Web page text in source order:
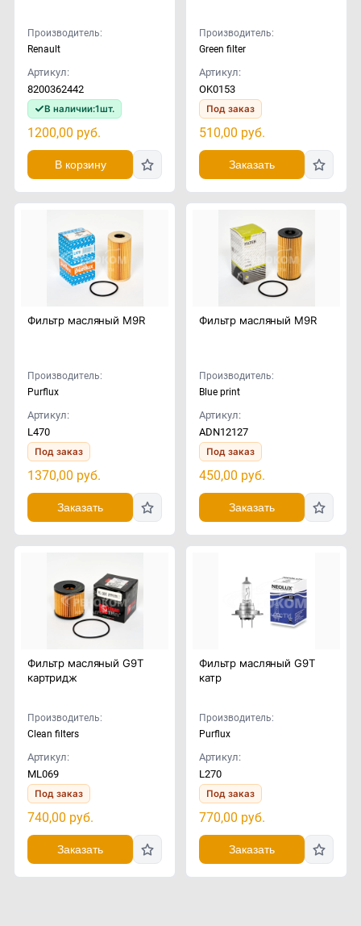
Производитель:
Renault
Артикул:
8200362442
В наличии:1шт.
1200,00 руб.
В корзину
Производитель:
Green filter
Артикул:
OK0153
Под заказ
510,00 руб.
Заказать
Фильтр масляный M9R
Производитель:
Purflux
Артикул:
L470
Под заказ
1370,00 руб.
Заказать
Фильтр масляный M9R
Производитель:
Blue print
Артикул:
ADN12127
Под заказ
450,00 руб.
Заказать
Фильтр масляный G9T
картридж
Производитель:
Clean filters
Артикул:
ML069
Под заказ
740,00 руб.
Заказать
Фильтр масляный G9T
катр
Производитель:
Purflux
Артикул:
L270
Под заказ
770,00 руб.
Заказать